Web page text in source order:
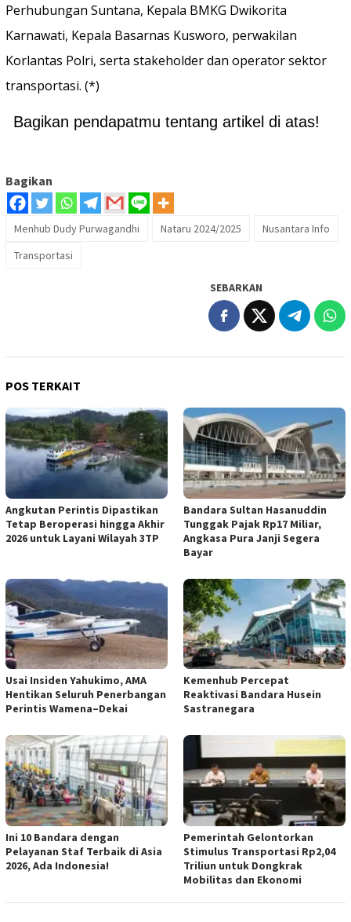
Perhubungan Suntana, Kepala BMKG Dwikorita
Karnawati, Kepala Basarnas Kusworo, perwakilan
Korlantas Polri, serta stakeholder dan operator sektor
transportasi. (*)
Bagikan pendapatmu tentang artikel di atas!
Bagikan
Menhub Dudy Purwagandhi Nataru 2024/2025
Nusantara Info
Transportasi
SEBARKAN
POS TERKAIT
Angkutan Perintis Dipastikan
Tetap Beroperasi hingga Akhir
2026 untuk Layani Wilayah 3TP
Bandara Sultan Hasanuddin
Tunggak Pajak Rp17 Miliar,
Angkasa Pura Janji Segera
Bayar
Usai Insiden Yahukimo, AMA
Hentikan Seluruh Penerbangan
Perintis Wamena–Dekai
Kemenhub Percepat
Reaktivasi Bandara Husein
Sastranegara
Ini 10 Bandara dengan
Pelayanan Staf Terbaik di Asia
2026, Ada Indonesia!
Pemerintah Gelontorkan
Stimulus Transportasi Rp2,04
Triliun untuk Dongkrak
Mobilitas dan Ekonomi